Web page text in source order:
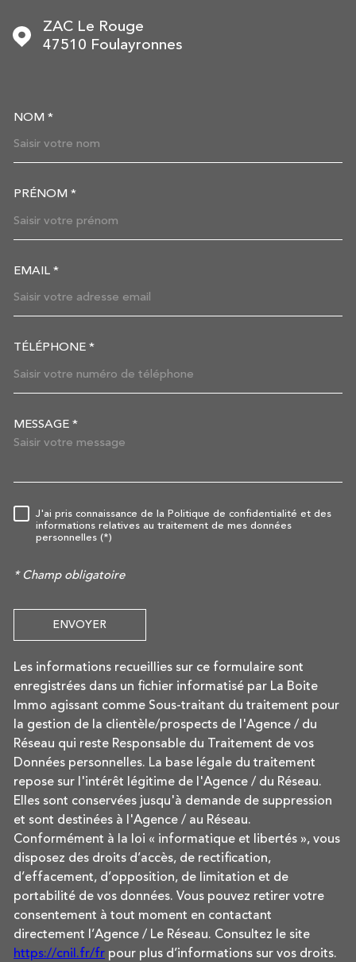
ZAC Le Rouge
47510
Foulayronnes
NOM *
PRÉNOM *
EMAIL *
TÉLÉPHONE *
MESSAGE *
RÈGLEMENTATION
J'ai pris connaissance de la Politique de confidentialité et des
informations relatives au traitement de mes données
personnelles (*)
* Champ obligatoire
ENVOYER
Les informations recueillies sur ce formulaire sont
enregistrées dans un fichier informatisé par La Boite
Immo agissant comme Sous-traitant du traitement pour
la gestion de la clientèle/prospects de l'Agence / du
Réseau qui reste Responsable du Traitement de vos
Données personnelles. La base légale du traitement
repose sur l'intérêt légitime de l'Agence / du Réseau.
Elles sont conservées jusqu'à demande de suppression
et sont destinées à l'Agence / au Réseau.
Conformément à la loi « informatique et libertés », vous
disposez des droits d’accès, de rectification,
d’effacement, d’opposition, de limitation et de
portabilité de vos données. Vous pouvez retirer votre
consentement à tout moment en contactant
directement l’Agence / Le Réseau. Consultez le site
https://cnil.fr/fr pour plus d’informations sur vos droits.